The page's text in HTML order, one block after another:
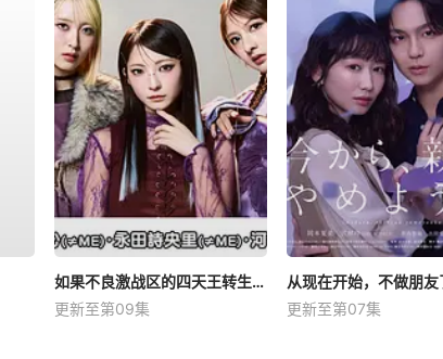
如果不良激战区的四天王转生成了偶像团体？
更新至第09集
从现在开始，不做朋友
更新至第07集